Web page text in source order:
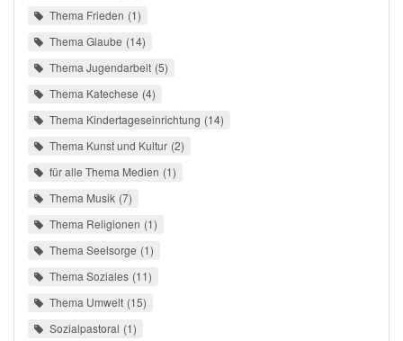
Thema Frieden 1
Thema Glaube 14
Thema Jugendarbeit 5
Thema Katechese 4
Thema Kindertageseinrichtung 14
Thema Kunst und Kultur 2
für alle Thema Medien 1
Thema Musik 7
Thema Religionen 1
Thema Seelsorge 1
Thema Soziales 11
Thema Umwelt 15
Sozialpastoral 1